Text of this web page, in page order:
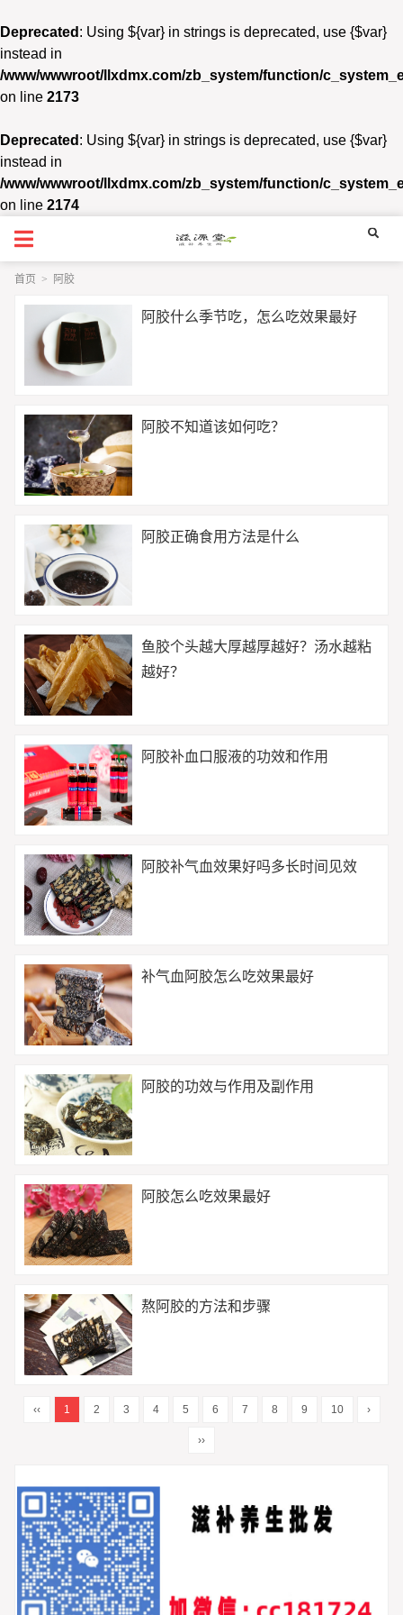
Deprecated : Using ${var} in strings is deprecated, use {$var}
instead in
/www/wwwroot/llxdmx.com/zb_system/function/
on line 2173
Deprecated : Using ${var} in strings is deprecated, use {$var}
instead in
/www/wwwroot/llxdmx.com/zb_system/function/
on line 2174
首页 > 阿胶
阿胶什么季节吃，怎么吃效果最好
阿胶不知道该如何吃？
阿胶正确食用方法是什么
鱼胶个头越大厚越厚越好？汤水越粘
越好？
阿胶补血口服液的功效和作用
阿胶补气血效果好吗多长时间见效
补气血阿胶怎么吃效果最好
阿胶的功效与作用及副作用
阿胶怎么吃效果最好
熬阿胶的方法和步骤
‹‹ 1 2 3 4 5 6 7 8 9 10 ›
››